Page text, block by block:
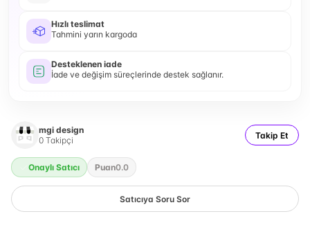
Hızlı teslimat
Tahmini yarın kargoda
Desteklenen iade
İade ve değişim süreçlerinde destek sağlanır.
mgi design
0 Takipçi Takip Et
Onaylı Satıcı Puan0.0
Satıcıya Soru Sor